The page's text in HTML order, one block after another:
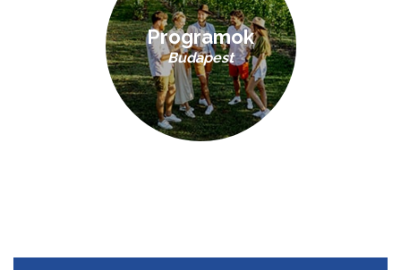
Programok
Budapest